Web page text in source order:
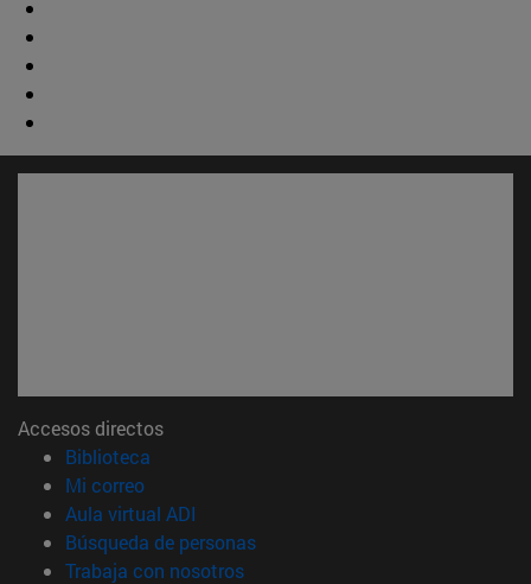
Accesos directos
Biblioteca
Mi correo(abre en nueva ventana)
Aula virtual ADI
Búsqueda de personas(abre en nueva ventana)
Trabaja con nosotros(abre en nueva ventana)